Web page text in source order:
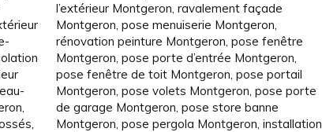
,
,
l’extérieur Montgeron,ravalement façade
Montgeron,pose menuiserie Montgeron,
rénovation peinture Montgeron,pose fenêtre
Montgeron,pose porte d’entrée Montgeron,
pose fenêtre de toit Montgeron,pose portail
Montgeron,pose volets Montgeron,pose porte
de garage Montgeron,pose store banne
Montgeron,pose pergola Montgeron,installation